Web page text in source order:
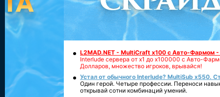
L2MAD.NET - MultiCraft x100 с Авто-Фармом
Interlude сервера от х1 до х100000 с Авто-
Долларов, множество игроков, врывайся!
Устал от обычного Interlude? MultiSub x550.
Один герой. Четыре профессии. Переноси
открывай сотни комбинаций умений.